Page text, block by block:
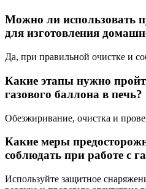
Можно ли использовать
для изготовления
Да, при правильной очистке и
Какие этапы нужно
газового баллона в печь?
Обезжиривание, очистка и
Какие меры
соблюдать при работе с
Используйте защитное